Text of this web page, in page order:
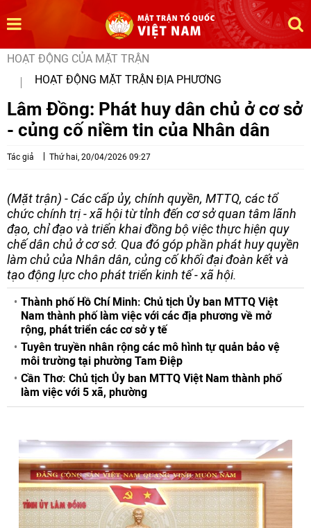
HOẠT ĐỘNG CỦA MẶT TRẬN
HOẠT ĐỘNG MẶT TRẬN ĐỊA PHƯƠNG
Lâm Đồng: Phát huy dân chủ ở cơ sở
- củng cố niềm tin của Nhân dân
Tác giả Thứ hai, 20/04/2026 09:27
(Mặt trận) - Các cấp ủy, chính quyền, MTTQ, các tổ
chức chính trị - xã hội từ tỉnh đến cơ sở quan tâm lãnh
đạo, chỉ đạo và triển khai đồng bộ việc thực hiện quy
chế dân chủ ở cơ sở. Qua đó góp phần phát huy quyền
làm chủ của Nhân dân, củng cố khối đại đoàn kết và
tạo động lực cho phát triển kinh tế - xã hội.
Thành phố Hồ Chí Minh: Chủ tịch Ủy ban MTTQ Việt
Nam thành phố làm việc với các địa phương về mở
rộng, phát triển các cơ sở y tế
Tuyên truyền nhân rộng các mô hình tự quản bảo vệ
môi trường tại phường Tam Điệp
Cần Thơ: Chủ tịch Ủy ban MTTQ Việt Nam thành phố
làm việc với 5 xã, phường